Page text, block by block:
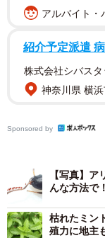
駆除するため
る！
「素晴らしい防除
「凄いです。今年
コンとか…」
「なんか新種の蟻
「科学的でスゴく
アルバイト・
紹介予定派遣
株式会社シバスタ
神奈川県 横
Sponsored by
【写真】
んな方法で
枯れたミン
殖力に地主